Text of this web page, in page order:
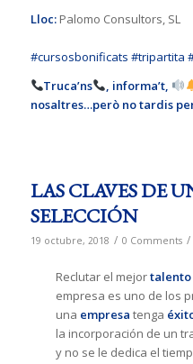
Lloc:Palomo Consultors, SL
#cursosbonificats #tripartita
Truca’ns
, informa’t,
nosaltres…però no tardis
LAS CLAVES DE
SELECCIÓN
19 octubre, 2018 / 0 Comments /
Reclutar el mejortalento
empresa es uno de los
una empresa tenga
la incorporación de un
y no se le dedica el